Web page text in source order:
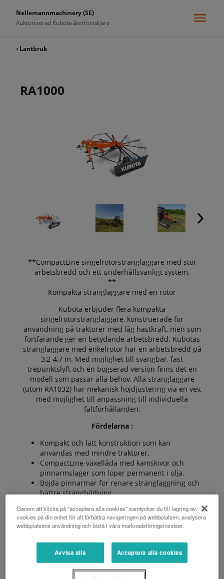
Nellemannmachinery (SE)
Auktoriserad Kubota återförsäljare
‹ Lantbruk
RA1000
**CompactLine singelrotorsträngläggare med stor
arbetsbredd och ett underhållsvänligt system.
**
Kompakta strängläggare med en rotor
Kubota erbjuder flera kompakta
singelrotorsträngläggare, konstruerade för
användning på traktorer med låg hästkraft, men som
fortfarande ger en betydande arbetsbredd. Kubotas
strängläggare med enkelrotor har en arbetsbredd på
3,2-4,7 m. Med möjlighet till svängbar, fast
trepunktslyft och en bogserad version finns det en
modell som passar alla behov. Alla strängläggare
(utom RA1032) har mekanisk höjdjustering via en vev,
med möjlighet till anpassning till individuella
fältförhållanden.
Fördelarna :
Kompakt och lätt konstruktion som kan
användas med mindre traktorer.
CompactLine-växellåda med kamskivor och
pinnarmslager som löper permanent i olja.
Böjda pinnarmar för renare strängläggning och
bättre strängbildning.
tandemaxlar, oscillationsdämpare och ett tredje
hjul.
BEGÄR EN OFFERT
Genom att klicka på "acceptera alla cookies" samtycker du till lagring av
cookies på din enhet för att förbättra navigeringen på webbplatsen, analysera
webbplatsens användning och bistå i våra marknadsföringsinsatser.
Avvisa alla Acceptera alla cookies